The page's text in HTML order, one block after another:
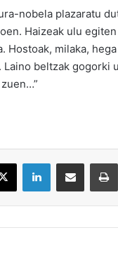
nobela plazaratu
Haizeak ulu
milaka,
beltzak gogorki